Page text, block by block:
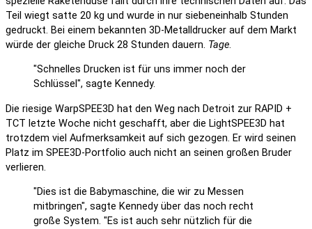
Teil wiegt satte 20 kg und wurde in nur siebeneinhalb Stunden
gedruckt. Bei einem bekannten 3D-Metalldrucker auf dem Markt
würde der gleiche Druck 28 Stunden dauern. Tage.
"Schnelles Drucken ist für uns immer noch der
Schlüssel", sagte Kennedy.
Die riesige WarpSPEE3D hat den Weg nach Detroit zur RAPID +
TCT letzte Woche nicht geschafft, aber die LightSPEE3D hat
trotzdem viel Aufmerksamkeit auf sich gezogen. Er wird seinen
Platz im SPEE3D-Portfolio auch nicht an seinen großen Bruder
verlieren.
"Dies ist die Babymaschine, die wir zu Messen
mitbringen", sagte Kennedy über das noch recht
große System. "Es ist auch sehr nützlich für die